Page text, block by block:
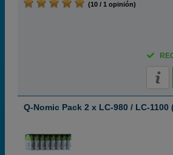
(10 / 1 opinión)
Q-Nomic Pack 2 x LC-980 / LC-1100